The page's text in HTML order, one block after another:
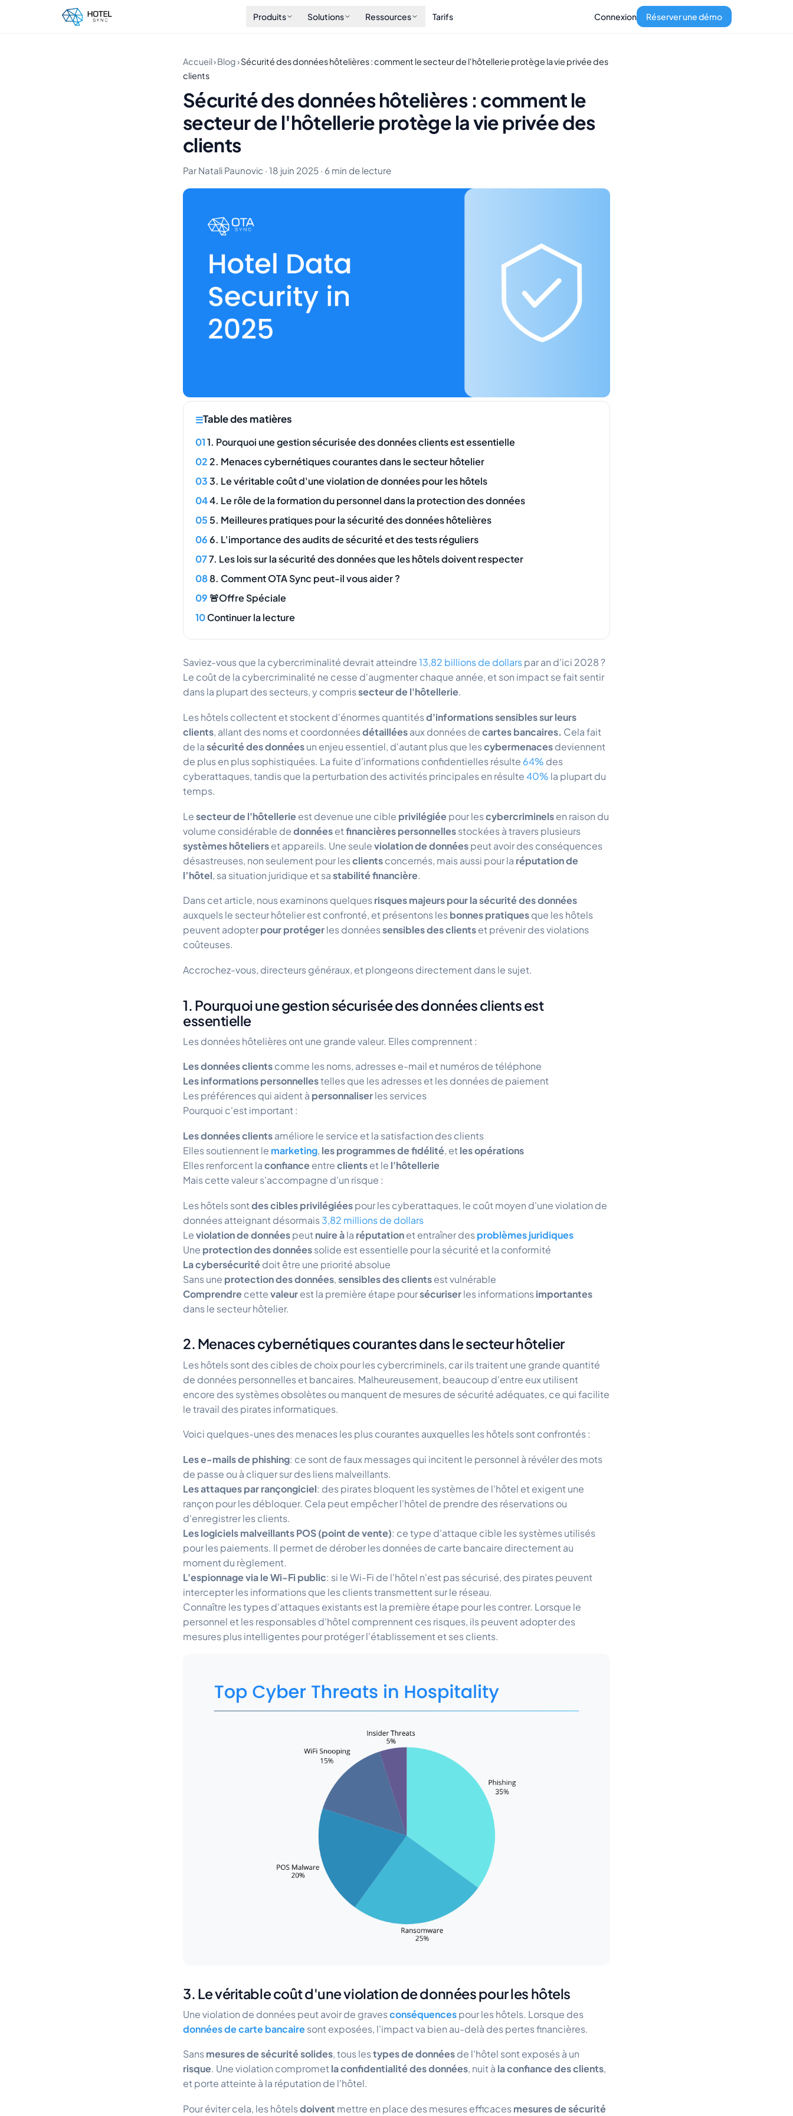
Produits Solutions Ressources Tarifs Connexion Réserver une démo
Accueil›Blog›Sécurité des données hôtelières : comment le secteur de l'hôtellerie protège la vie privée des
clients
Sécurité des données hôtelières : comment le
secteur de l'hôtellerie protège la vie privée des
clients
Par Natali Paunovic · 18 juin 2025 · 6 min de lecture
Table des matières
1. Pourquoi une gestion sécurisée des données clients est essentielle
2. Menaces cybernétiques courantes dans le secteur hôtelier
3. Le véritable coût d'une violation de données pour les hôtels
4. Le rôle de la formation du personnel dans la protection des données
5. Meilleures pratiques pour la sécurité des données hôtelières
6. L'importance des audits de sécurité et des tests réguliers
7. Les lois sur la sécurité des données que les hôtels doivent respecter
8. Comment OTA Sync peut-il vous aider ?
🚨Offre Spéciale
Continuer la lecture
Saviez-vousque la cybercriminalité devrait atteindre13,82 billions de dollarspar an d'ici 2028 ?
Le coût de la cybercriminalité ne cesse d'augmenter chaque année, et son impact se fait sentir
dans la plupart des secteurs, y comprissecteur de l'hôtellerie.
Les hôtels collectent et stockent d'énormes quantitésd'informations sensibles sur leurs
clients, allant des noms et coordonnéesdétailléesaux données decartes bancaires. Cela fait
de lasécurité des donnéesun enjeu essentiel, d'autant plus que lescybermenacesdeviennent
de plus en plus sophistiquées. La fuite d'informations confidentielles résulte 64% des
cyberattaques, tandis que la perturbation des activités principales en résulte40% la plupart du
temps.
Lesecteur de l'hôtellerie est devenue une cible privilégiée pour lescybercriminelsen raison du
volume considérable dedonnéesetfinancières personnellesstockées à travers plusieurs
systèmes hôtelierset appareils. Une seuleviolation de donnéespeut avoir des conséquences
désastreuses, non seulement pour lesclientsconcernés, mais aussi pour la réputation de
l’hôtel, sa situation juridique et sastabilité financière.
Dans cet article, nous examinons quelquesrisques majeurs pour la sécurité des données
auxquels le secteur hôtelier est confronté, et présentons lesbonnes pratiquesque les hôtels
peuvent adopterpour protégerles donnéessensibles des clientset prévenir des violations
coûteuses.
Accrochez-vous, directeurs généraux, et plongeons directement dans le sujet.
1. Pourquoi une gestion sécurisée des données clients est
essentielle
Les données hôtelières ont une grande valeur. Elles comprennent :
Les données clientscomme les noms, adresses e-mail et numéros de téléphone
Les informations personnellestelles que les adresses et les données de paiement
Les préférences qui aident à personnaliserles services
Pourquoi c'est important :
Les données clientsaméliore le service et la satisfaction des clients
Elles soutiennent le marketing, les programmes de fidélité, et les opérations
Elles renforcent laconfiance entreclientset le l'hôtellerie
Mais cette valeur s'accompagne d'un risque :
Les hôtels sontdes cibles privilégiéespour les cyberattaques, le coût moyen d'une violation de
données atteignant désormais3,82 millions de dollars
Leviolation de donnéespeut nuire àla réputationet entraîner desproblèmes juridiques
Une protection des donnéessolide est essentielle pour la sécurité et la conformité
La cybersécurité doit être une priorité absolue
Sans une protection des données,sensibles des clientsest vulnérable
Comprendre cettevaleurest la première étape poursécuriserles informationsimportantes
dans le secteur hôtelier.
2. Menaces cybernétiques courantes dans le secteur hôtelier
Les hôtels sont des cibles de choix pour les cybercriminels, car ils traitent une grande quantité
de données personnelles et bancaires. Malheureusement, beaucoup d'entre eux utilisent
encore des systèmes obsolètes ou manquent de mesures de sécurité adéquates, ce qui facilite
le travail des pirates informatiques.
Voici quelques-unes des menaces les plus courantes auxquelles les hôtels sont confrontés :
Les e-mails de phishing: ce sont de faux messages qui incitent le personnel à révéler des mots
de passe ou à cliquer sur des liens malveillants.
Les attaques par rançongiciel: des pirates bloquent les systèmes de l'hôtel et exigent une
rançon pour les débloquer. Cela peut empêcher l'hôtel de prendre des réservations ou
d'enregistrer les clients.
Les logiciels malveillants POS (point de vente): ce type d'attaque cible les systèmes utilisés
pour les paiements. Il permet de dérober les données de carte bancaire directement au
moment du règlement.
L'espionnage via le Wi-Fi public: si le Wi-Fi de l'hôtel n'est pas sécurisé, des pirates peuvent
intercepter les informations que les clients transmettent sur le réseau.
Connaître les types d'attaques existants est la première étape pour les contrer. Lorsque le
personnel et les responsables d'hôtel comprennent ces risques, ils peuvent adopter des
mesures plus intelligentes pour protéger l'établissement et ses clients.
3. Le véritable coût d'une violation de données pour les hôtels
Une violation de données peut avoir de gravesconséquencespour les hôtels. Lorsque des
données de carte bancairesont exposées, l'impact va bien au-delà des pertes financières.
Sansmesures de sécurité solides, tous lestypes de donnéesde l'hôtel sont exposés à un
risque. Une violation comprometla confidentialité des données, nuit à la confiance des clients,
et porte atteinte à la réputation de l'hôtel.
Pour éviter cela, les hôtelsdoivent mettre en place des mesures efficacesmesures de sécurité